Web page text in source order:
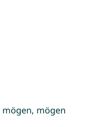
mögen, mögen